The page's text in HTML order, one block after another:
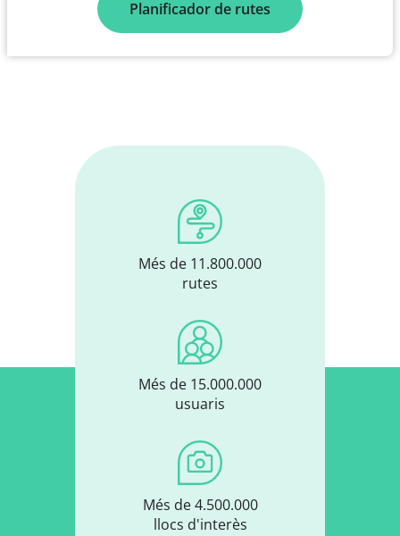
Planificador de rutes
Més de 11.800.000
rutes
Més de 15.000.000
usuaris
Més de 4.500.000
llocs d'interès